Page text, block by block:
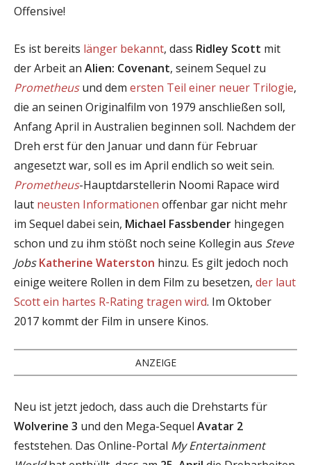
Offensive!
Es ist bereits länger bekannt, dass Ridley Scott mit
der Arbeit an Alien: Covenant, seinem Sequel zu
Prometheusund dem ersten Teil einer neuer Trilogie,
die an seinen Originalfilm von 1979 anschließen soll,
Anfang April in Australien beginnen soll. Nachdem der
Dreh erst für den Januar und dann für Februar
angesetzt war, soll es im April endlich so weit sein.
Prometheus-Hauptdarstellerin Noomi Rapace wird
laut neusten Informationen offenbar gar nicht mehr
im Sequel dabei sein, Michael Fassbender hingegen
schon und zu ihm stößt noch seine Kollegin aus Steve
Jobs Katherine Waterston hinzu. Es gilt jedoch noch
einige weitere Rollen in dem Film zu besetzen, der laut
Scott ein hartes R-Rating tragen wird. Im Oktober
2017 kommt der Film in unsere Kinos.
ANZEIGE
Neu ist jetzt jedoch, dass auch die Drehstarts für
Wolverine 3 und den Mega-Sequel Avatar 2
feststehen. Das Online-Portal My Entertainment